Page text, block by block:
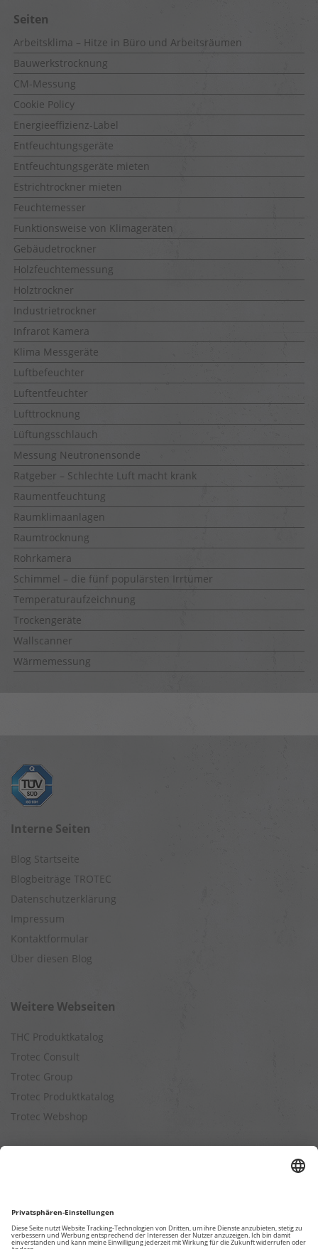
Seiten
Arbeitsklima – Hitze in Büro und Arbeitsräumen
Bauwerkstrocknung
CM-Messung
Cookie Policy
Energieeffizienz-Label
Entfeuchtungsgeräte
Entfeuchtungsgeräte mieten
Estrichtrockner mieten
Feuchtemesser
Funktionsweise von Klimageräten
Gebäudetrockner
Holzfeuchtemessung
Holztrockner
Industrietrockner
Infrarot Kamera
Klima Messgeräte
Luftbefeuchter
Luftentfeuchter
Lufttrocknung
Lüftungsschlauch
Messung Neutronensonde
Ratgeber – Schlechte Luft macht krank
Raumentfeuchtung
Raumklimaanlagen
Raumtrocknung
Rohrkamera
Schimmel – die fünf populärsten Irrtümer
Temperaturaufzeichnung
Trockengeräte
Wallscanner
Wärmemessung
Interne Seiten
Blog Startseite
Blogbeiträge TROTEC
Datenschutzerklärung
Impressum
Kontaktformular
Über diesen Blog
Weitere Webseiten
THC Produktkatalog
Trotec Consult
Trotec Group
Trotec Produktkatalog
Trotec Webshop
Entfeuchtungsleistung berechnen
Kapazitätsberechnung für Luftreiniger